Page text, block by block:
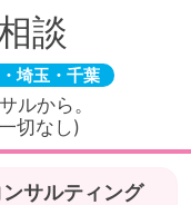
談
埼玉・千葉
ルから。
切なし)
ンサルティング